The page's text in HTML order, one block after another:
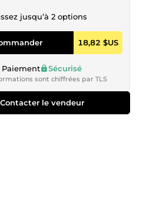
jusqu’à 2 options
18,82 $US
Paiement Sécurisé
sont chiffrées par TLS
Contacter le vendeur